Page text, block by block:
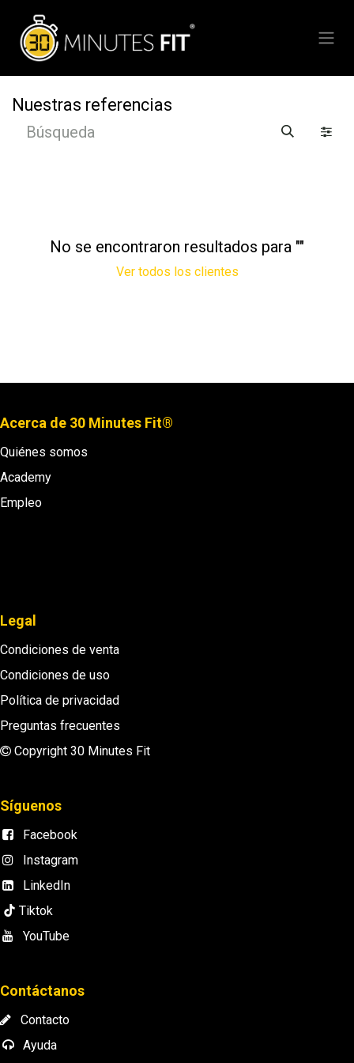
Nuestras referencias
No se encontraron resultados para ""
Ver todos los clientes
Acerca de 30 Minutes Fit®
Quiénes somos
Academy
Empleo
Legal
Condiciones de venta
Condiciones de uso
Política de privacidad
Preguntas frecuentes
Copyright 30 Minutes Fit
Síguenos
Facebook
Instagram
LinkedIn
Tiktok
YouTube
Contáctanos
Contacto
Ayuda